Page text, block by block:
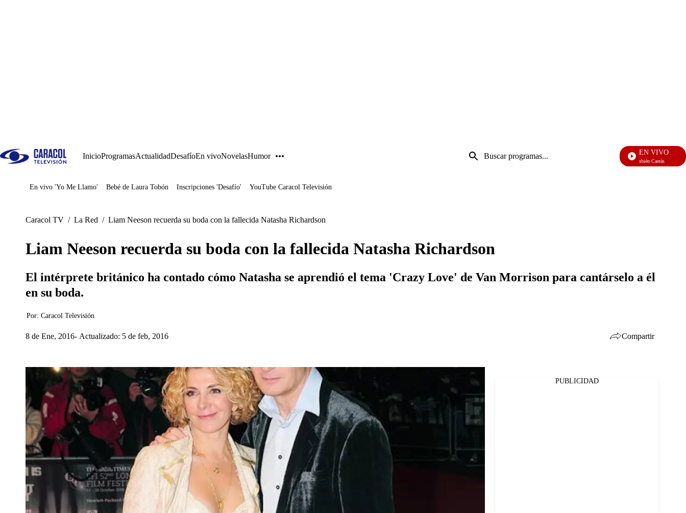
InicioProgramasActualidadDesafíoEn vivoNovelasHumor
Entrada
de
EN VIVO
También Caerás
Juegos
En vivo 'Yo Me Llamo' Bebé de Laura Tobón Inscripciones 'Desafío' YouTube Caracol Televisión
Caracol TV / La Red / Liam Neeson recuerda su boda con la fallecida Natasha Richardson
Liam Neeson recuerda su boda con la fallecida Natasha Richardson
El intérprete británico ha contado cómo Natasha se aprendió el tema 'Crazy Love' de Van Morrison para cantárselo a él
en su boda.
Por: Caracol Televisión
8 de Ene, 2016 Actualizado: 5 de feb, 2016 Compartir
Twitter
PUBLICIDAD